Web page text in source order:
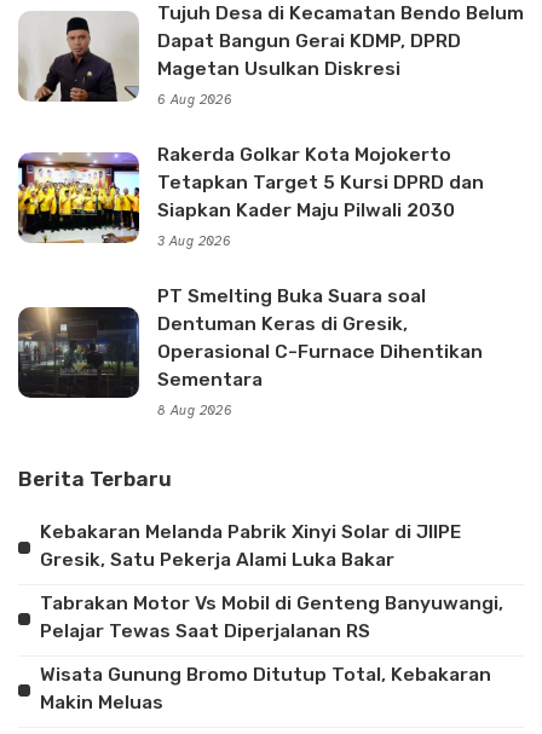
Tujuh Desa di Kecamatan Bendo Belum
Dapat Bangun Gerai KDMP, DPRD
Magetan Usulkan Diskresi
6 Aug 2026
Rakerda Golkar Kota Mojokerto
Tetapkan Target 5 Kursi DPRD dan
Siapkan Kader Maju Pilwali 2030
3 Aug 2026
PT Smelting Buka Suara soal
Dentuman Keras di Gresik,
Operasional C-Furnace Dihentikan
Sementara
8 Aug 2026
Berita Terbaru
Kebakaran Melanda Pabrik Xinyi Solar di JIIPE
Gresik, Satu Pekerja Alami Luka Bakar
Tabrakan Motor Vs Mobil di Genteng Banyuwangi,
Pelajar Tewas Saat Diperjalanan RS
Wisata Gunung Bromo Ditutup Total, Kebakaran
Makin Meluas